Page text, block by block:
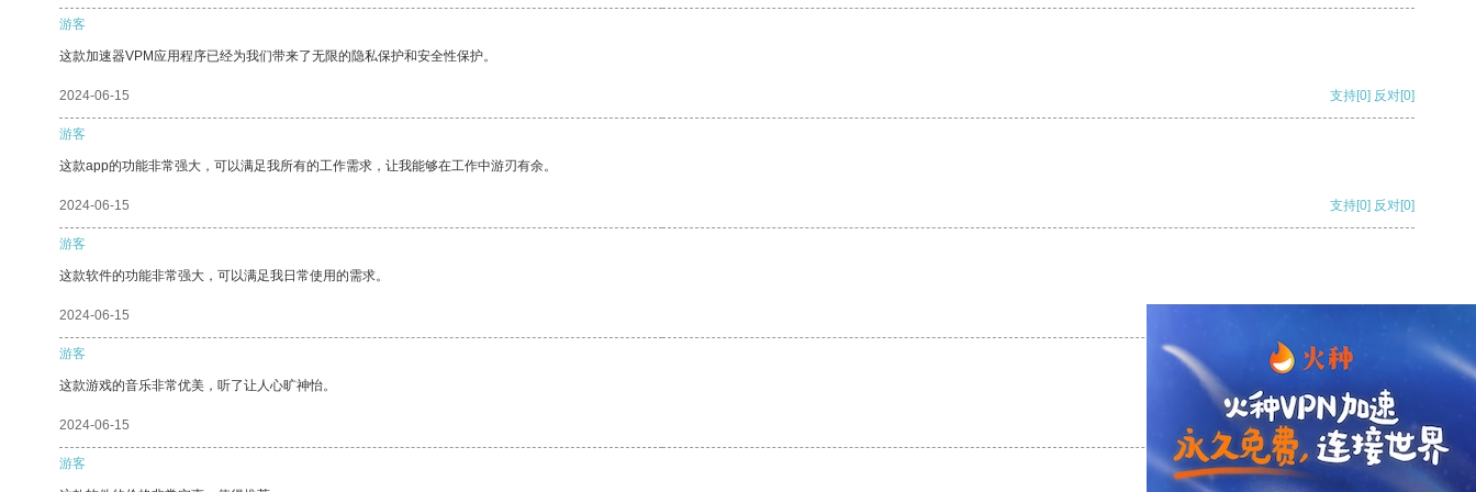
游客
这款加速器VPM应用程序已经为我们带来了无限的隐私保护和安全性保护。
2024-06-15 支持[0] 反对[0]
游客
这款app的功能非常强大，可以满足我所有的工作需求，让我能够在工作中游刃有余。
2024-06-15 支持[0] 反对[0]
游客
这款软件的功能非常强大，可以满足我日常使用的需求。
2024-06-15
游客
这款游戏的音乐非常优美，听了让人心旷神怡。
2024-06-15 支持 [0] 反对 [0]
游客